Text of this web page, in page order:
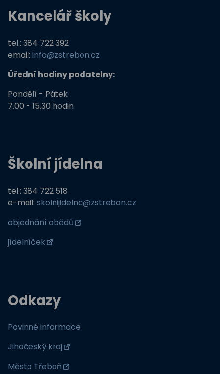
Němčina nekouše
Podpora programů prevence krim
Kancelář školy
tel.: 384 722 392
email: info@zstrebon.cz
Úřední hodiny podatelny:
Pondělí - Pátek
7.00 - 15.30 hodin
Školní jídelna
tel.: 384 722 518
e-mail: skolnijidelna@zstrebon.cz
objednání obědů
jídelníček
Odkazy
Povinné informace
Jihočeský kraj
Město Třeboň